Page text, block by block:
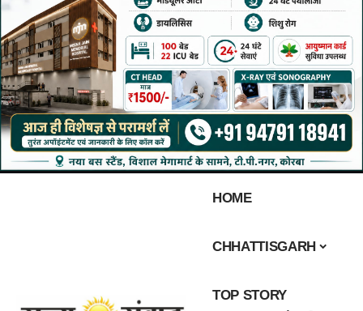
HOME
CHHATTISGARH
TOP STORY